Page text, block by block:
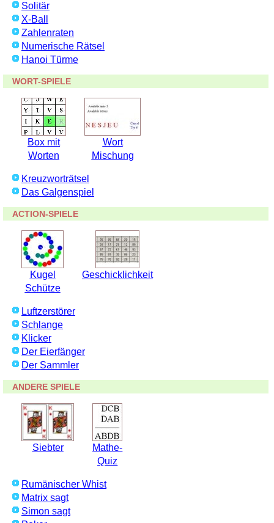
Solitär
X-Ball
Zahlenraten
Numerische Rätsel
Hanoi Türme
WORT-SPIELE
Box mit
Worten
Wort
Mischung
Kreuzworträtsel
Das Galgenspiel
ACTION-SPIELE
Kugel
Schütze
Geschicklichkeit
Luftzerstörer
Schlange
Klicker
Der Eierfänger
Der Sammler
ANDERE SPIELE
Siebter
Mathe-
Quiz
Rumänischer Whist
Matrix sagt
Simon sagt